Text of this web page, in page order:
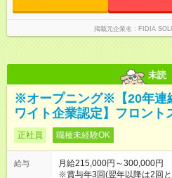
掲載元企業名 FIDIA
未読
※オープニング※【20年連
ワイト企業認定】フロント
正社員 職種未経験OK
給与
月給215,000円～300,000円
※賞与年3回(翌年以降は2回